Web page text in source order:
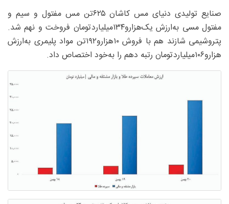
صنایع تولیدی دنیای مس کاشان ۶۲۵‌تن مس مفتول و سیم و
مفتول مسی به‌ارزش یک‌هزارو۱۳۴‌میلیارد‌تومان فروخت و نهم شد.
پتروشیمی شازند هم با فروش ۱۰‌هزارو۱۹۲‌تن مواد پلیمری به‌ارزش
‌هزارو۱۰۶‌میلیارد‌تومان رتبه دهم را به‌خود اختصاص داد.